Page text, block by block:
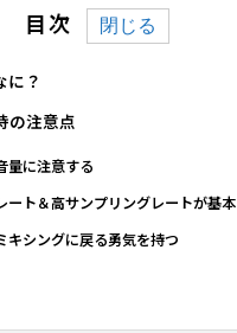
目次
に？
の注意点
量に注意する
ート＆高サンプリングレートが基本
キシングに戻る勇気を持つ